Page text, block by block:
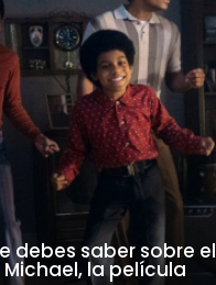
debes saber sobre el
la película